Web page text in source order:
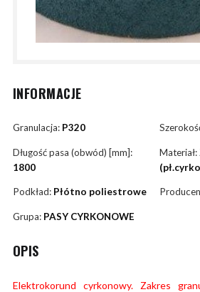
INFORMACJE
Granulacja: P320
Długość pasa (obwód) [mm]:
1800
Materiał:
Podkład: Płótno poliestrowe
Grupa: PASY CYRKONOWE
OPIS
Elektrokorund cyrkonowy. Zakres